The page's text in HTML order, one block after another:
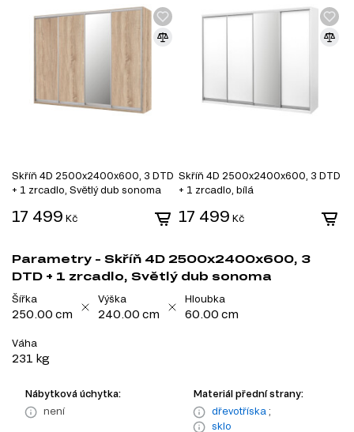
Skříň 4D 2500x2400x600, 3 DTD
+ 1 zrcadlo, Světlý dub sonoma
17 499 Kč
Skříň 4D 2500x2400x600, 3 DTD
+ 1 zrcadlo, bílá
17 499 Kč
Parametry - Skříň 4D 2500x2400x600, 3
DTD + 1 zrcadlo, Světlý dub sonoma
Šířka
250.00 cm
Výška
240.00 cm
Hloubka
60.00 cm
Váha
231 kg
Nábytková úchytka:
není
Materiál přední strany:
dřevotříska ;
sklo